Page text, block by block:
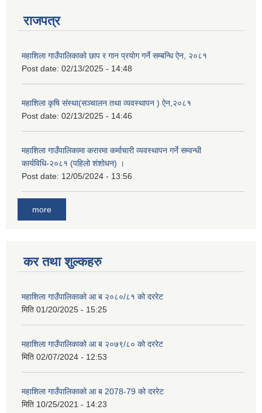
राजपत्र
महाशिला गाउँपालिकाको छाप र गान प्रयोग गर्ने सम्बन्धि ऐन, २०८१
Post date: 02/13/2025 - 14:48
महाशिला कृषि संस्था(सञ्चालन तथा व्यवस्थापन ) ऐन,२०८१
Post date: 02/13/2025 - 14:46
महाशिला गाउँपालिकामा करारमा कर्माचारी व्यवस्थापन गर्ने सम्वन्धी
कार्यविधि-२०८१ (पहिलो शंशोधन) ।
Post date: 12/05/2024 - 13:56
more
कर तथा शुल्कहरु
महाशिला गाउँपालिकाको आ ब २०८०/८१ को दररेट
मिति 01/20/2025 - 15:25
महाशिला गाउँपालिकाको आ ब २०७९/८० को दररेट
मिति 02/07/2024 - 12:53
महाशिला गाउँपालिकाको आ ब 2078-79 को दररेट
मिति 10/25/2021 - 14:23